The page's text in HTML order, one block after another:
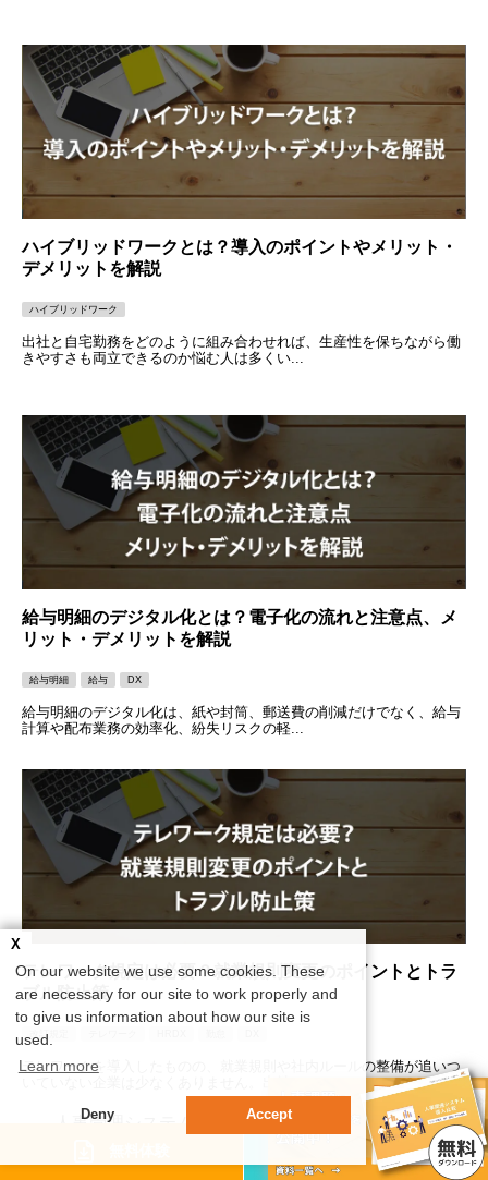
ハイブリッドワークとは？導入のポイントやメリット・
デメリットを解説
ハイブリッドワーク
出社と自宅勤務をどのように組み合わせれば、生産性を保ちながら働
きやすさも両立できるのか悩む人は多くい...
給与明細のデジタル化とは？電子化の流れと注意点、メ
リット・デメリットを解説
給与明細 給与 DX
給与明細のデジタル化は、紙や封筒、郵送費の削減だけでなく、給与
計算や配布業務の効率化、紛失リスクの軽...
テレワーク規定は必要？就業規則変更のポイントとトラ
ブル防止策
改訂規定
テレワークを導入したものの、就業規則や社内ルールの整備が追いつ
← 人事管理システム業務効率化ナビ
資料請求
On our website we use some cookies. These
are necessary for our site to work properly and
to give us information about how our site is
used.
Learn more
X
Deny Accept